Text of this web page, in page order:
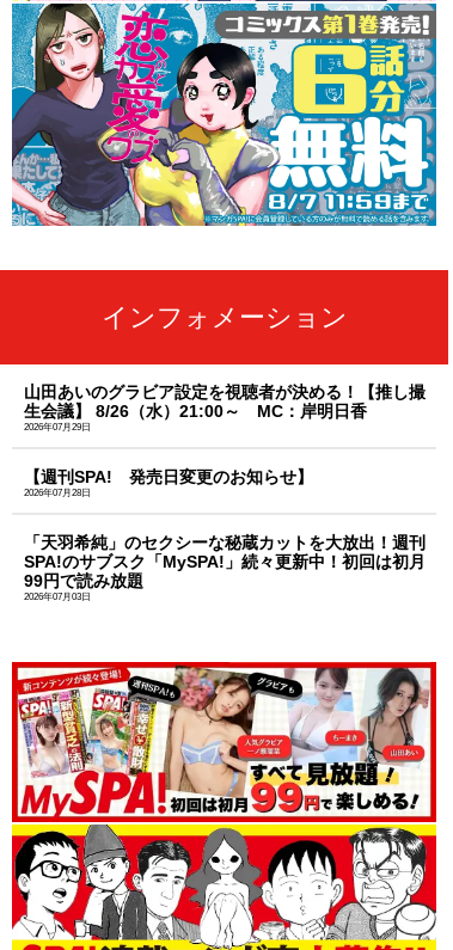
インフォメーション
山田あいのグラビア設定を視聴者が決める！【推し撮
生会議】 8/26（水）21:00～ MC：岸明日香
2026年07月29日
【週刊SPA! 発売日変更のお知らせ】
2026年07月28日
「天羽希純」のセクシーな秘蔵カットを大放出！週刊
SPA!のサブスク「MySPA!」続々更新中！初回は初月
99円で読み放題
2026年07月03日